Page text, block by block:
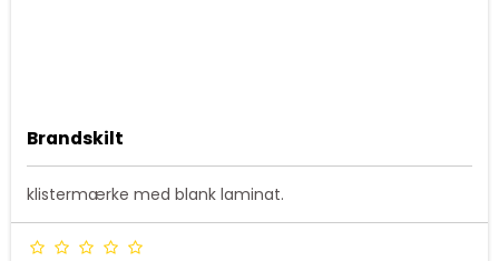
Brandskilt
klistermærke med blank laminat.